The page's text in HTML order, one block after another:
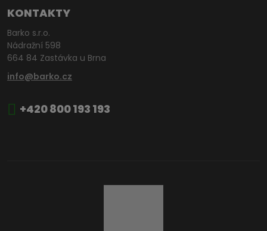
KONTAKTY
Barko s.r.o.
Nádražní 598
664 84 Zastávka u Brna
info@barko.cz
+420 800 193 193